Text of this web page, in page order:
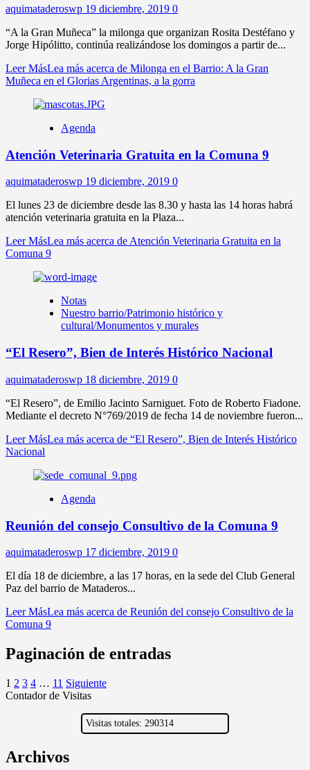
aquimataderoswp 19 diciembre, 2019 0
“A la Gran Muñeca” la milonga que organizan Rosita Destéfano y
Jorge Hipólitto, continúa realizándose los domingos a partir de...
Leer MásLea más acerca de Milonga en el Barrio: A la Gran
Muñeca en el Glorias Argentinas, a la gorra
Agenda
Atención Veterinaria Gratuita en la Comuna 9
aquimataderoswp 19 diciembre, 2019 0
El lunes 23 de diciembre desde las 8.30 y hasta las 14 horas habrá
atención veterinaria gratuita en la Plaza...
Leer MásLea más acerca de Atención Veterinaria Gratuita en la
Comuna 9
Notas
Nuestro barrio/Patrimonio histórico y
cultural/Monumentos y murales
“El Resero”, Bien de Interés Histórico Nacional
aquimataderoswp 18 diciembre, 2019 0
“El Resero”, de Emilio Jacinto Sarniguet. Foto de Roberto Fiadone.
Mediante el decreto N°769/2019 de fecha 14 de noviembre fueron...
Leer MásLea más acerca de “El Resero”, Bien de Interés Histórico
Nacional
Agenda
Reunión del consejo Consultivo de la Comuna 9
aquimataderoswp 17 diciembre, 2019 0
El día 18 de diciembre, a las 17 horas, en la sede del Club General
Paz del barrio de Mataderos...
Leer MásLea más acerca de Reunión del consejo Consultivo de la
Comuna 9
Paginación de entradas
1 2 3 4 … 11 Siguiente
Contador de Visitas
Visitas totales: 290314
Archivos